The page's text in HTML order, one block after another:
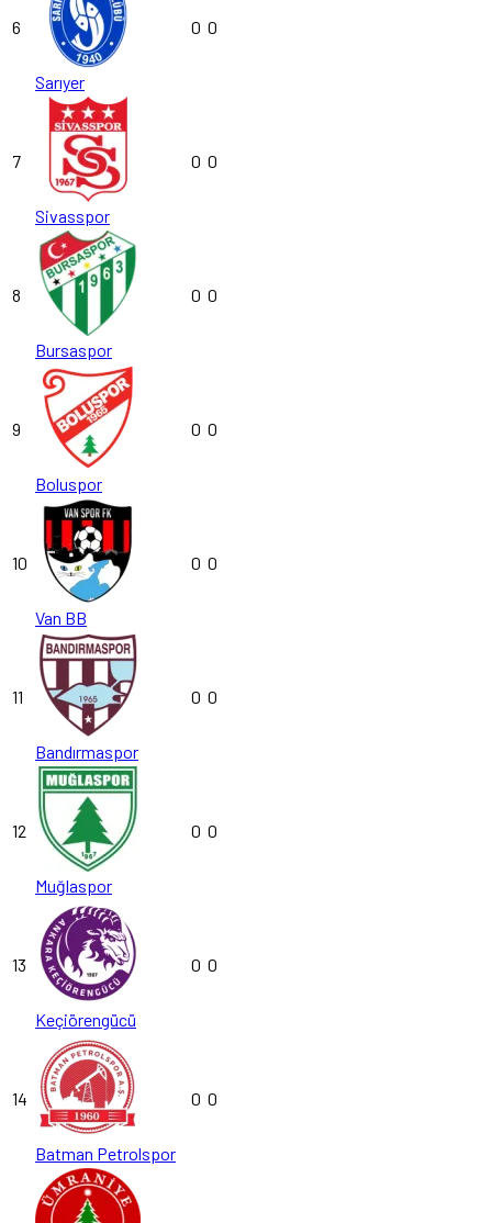
6
Sarıyer
0 0
7
Sivasspor
0 0
8
Bursaspor
0 0
9
Boluspor
0 0
10
Van BB
0 0
11
Bandırmaspor
0 0
12
Muğlaspor
0 0
13
Keçiörengücü
0 0
14
Batman Petrolspor
0 0